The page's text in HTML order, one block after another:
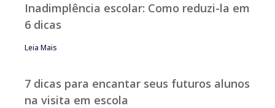
Inadimplência escolar: Como reduzi-la em
6 dicas
Leia Mais
7 dicas para encantar seus futuros alunos
na visita em escola